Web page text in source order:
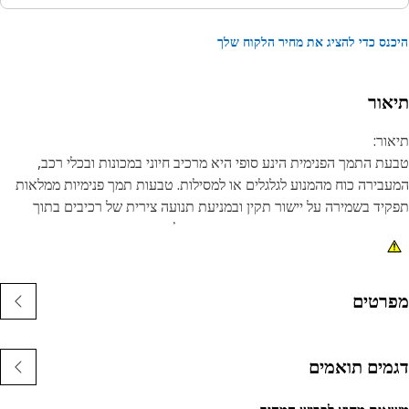
כדי להציג את מחיר הלקוח שלך
התמך הפנימית הינע סופי היא מרכיב חיוני במכונות ובכלי רכב,
כוח מהמנוע לגלגלים או למסילות. טבעות תמך פנימיות ממלאות
בשמירה על יישור תקין ובמניעת תנועה צירית של רכיבים בתוך
הינע סופי. הטבעת עשויה מחומר פלדה קפיצי שנדחס בעת התקנתו,
לשמור אותו במקומו.
התמך הפנימית עבור הינע סופי משמשת כדי לספק שיטת הידוק
תואמים